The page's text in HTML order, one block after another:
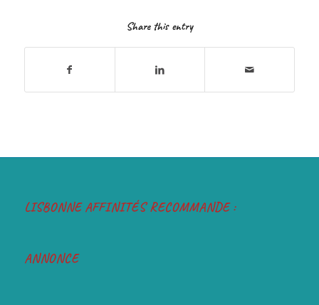
Share this entry
LISBONNE AFFINITÉS RECOMMANDE :
ANNONCE